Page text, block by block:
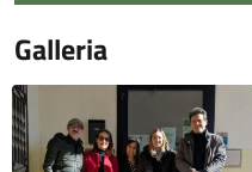
Galleria